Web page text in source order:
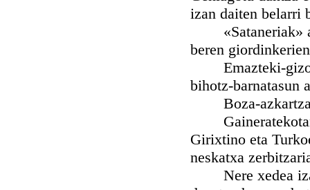
izan daiten belarri
«Sataneriak»
beren
Emazteki-gizon
bihotz-barnatasun
Boza-
Gaineratekotan,
Girixtino eta
neskatxa
Nere xedea izan